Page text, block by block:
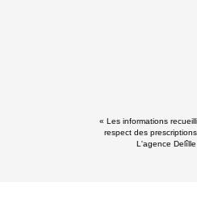
« Les informations
respect des
L'agence